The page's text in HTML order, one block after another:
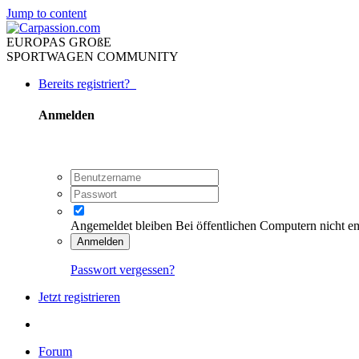
Jump to content
EUROPAS GROßE
SPORTWAGEN COMMUNITY
Bereits registriert?
Anmelden
Angemeldet bleiben Bei öffentlichen Computern nicht
Anmelden
Passwort vergessen?
Jetzt registrieren
Forum